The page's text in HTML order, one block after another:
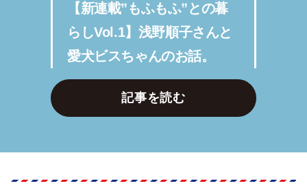
【新連載”もふもふ”との暮
らしVol.1】浅野順子さんと
愛犬ビスちゃんのお話。
記事を読む